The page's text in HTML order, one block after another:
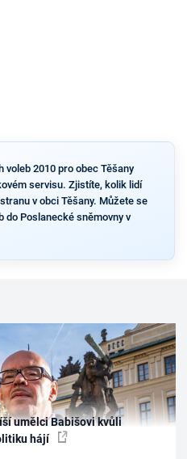
voleb 2010 pro obec Těšany
servisu. Zjistíte, kolik lidí
v obci Těšany. Můžete se
do Poslanecké sněmovny v
umělci Babišovi kvůli
hájí